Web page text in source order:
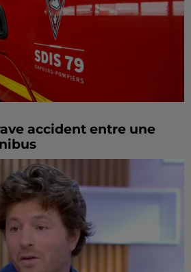
accident entre une